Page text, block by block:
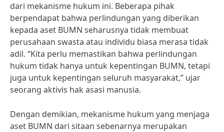
dari mekanisme hukum ini. Beberapa pihak
berpendapat bahwa perlindungan yang diberikan
kepada aset BUMN seharusnya tidak membuat
perusahaan swasta atau individu biasa merasa tidak
adil. “Kita perlu memastikan bahwa perlindungan
hukum tidak hanya untuk kepentingan BUMN, tetapi
juga untuk kepentingan seluruh masyarakat,” ujar
seorang aktivis hak asasi manusia.
Dengan demikian, mekanisme hukum yang menjaga
aset BUMN dari sitaan sebenarnya merupakan